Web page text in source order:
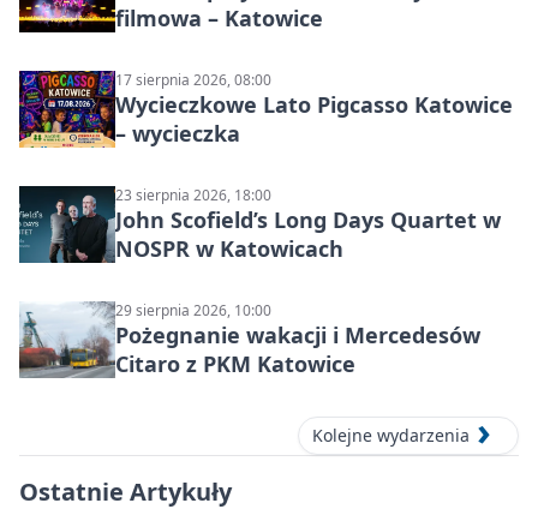
filmowa – Katowice
17 sierpnia 2026, 08:00
Wycieczkowe Lato Pigcasso Katowice
– wycieczka
23 sierpnia 2026, 18:00
John Scofield’s Long Days Quartet w
NOSPR w Katowicach
29 sierpnia 2026, 10:00
Pożegnanie wakacji i Mercedesów
Citaro z PKM Katowice
Kolejne wydarzenia
Ostatnie Artykuły